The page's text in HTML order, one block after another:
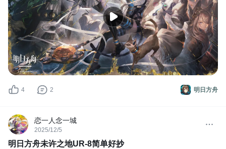
明日方舟
4 2
恋一人念一城
2025/12/5
明日方舟未许之地UR-8简单好抄